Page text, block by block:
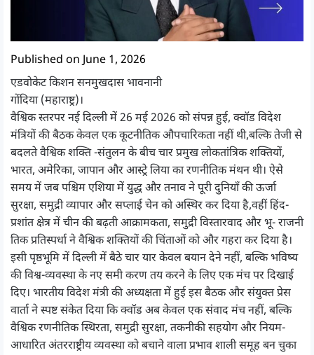
Published on June 1, 2026
एडवोकेट किशन सनमुखदास भावनानी
गोंदिया (महाराष्ट्र)।
वैश्विक स्तरपर नई दिल्ली में 26 मई 2026 को संपन्न हुई, क्वॉड विदेश
मंत्रियों की बैठक केवल एक कूटनीतिक औपचारिकता नहीं थी,बल्कि तेजी से
बदलते वैश्विक शक्ति -संतुलन के बीच चार प्रमुख लोकतांत्रिक शक्तियों,
भारत, अमेरिका, जापान और आस्ट्रे लिया का रणनीतिक मंथन थी। ऐसे
समय में जब पश्चिम एशिया में युद्ध और तनाव ने पूरी दुनियाँ की ऊर्जा
सुरक्षा, समुद्री व्यापार और सप्लाई चेन को अस्थिर कर दिया है,वहीं हिंद-
प्रशांत क्षेत्र में चीन की बढ़ती आक्रामकता, समुद्री विस्तारवाद और भू- राजनी
तिक प्रतिस्पर्धा ने वैश्विक शक्तियों की चिंताओं को और गहरा कर दिया है।
इसी पृष्ठभूमि में दिल्ली में बैठे चार यार केवल बयान देने नहीं, बल्कि भविष्य
की विश्व-व्यवस्था के नए समी करण तय करने के लिए एक मंच पर दिखाई
दिए। भारतीय विदेश मंत्री की अध्यक्षता में हुई इस बैठक और संयुक्त प्रेस
वार्ता ने स्पष्ट संकेत दिया कि क्वॉड अब केवल एक संवाद मंच नहीं, बल्कि
वैश्विक रणनीतिक स्थिरता, समुद्री सुरक्षा, तकनीकी सहयोग और नियम-
आधारित अंतरराष्ट्रीय व्यवस्था को बचाने वाला प्रभाव शाली समूह बन चुका